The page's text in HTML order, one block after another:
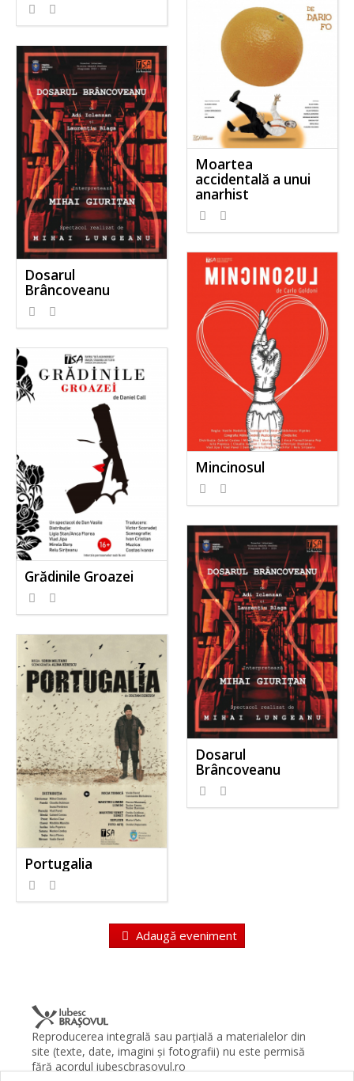
Moartea
accidentală a unui
anarhist
Dosarul
Brâncoveanu
Mincinosul
Grădinile Groazei
Dosarul
Brâncoveanu
Portugalia
Adaugă eveniment
Reproducerea integrală sau parţială a materialelor din
site (texte, date, imagini şi fotografii) nu este permisă
fără acordul iubescbrasovul.ro